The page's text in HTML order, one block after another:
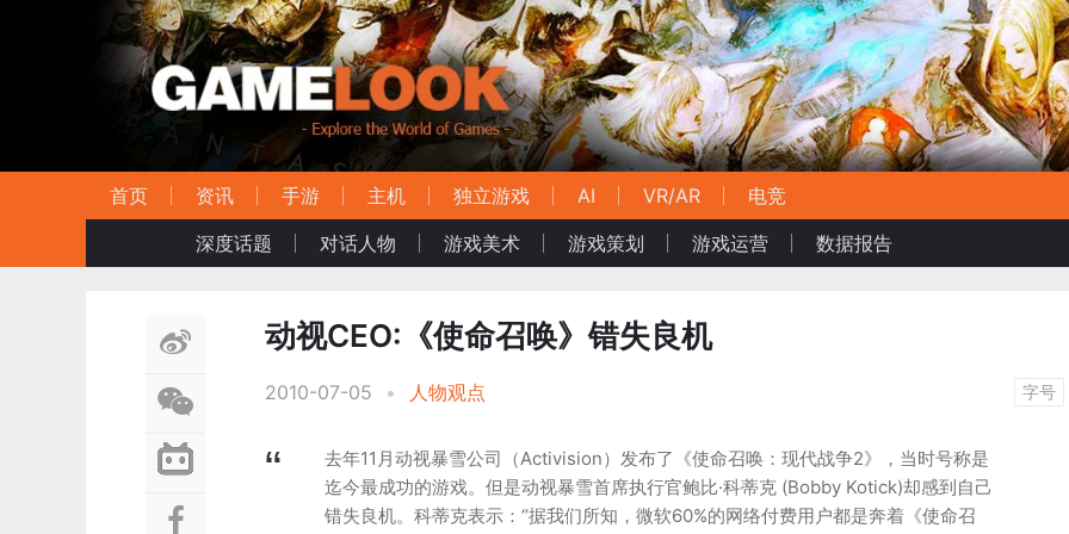
首页 资讯 手游 主机 独立游戏 AI VR/AR
电竞
深度话题
对话人物 游戏美术 游戏策划 游戏运营 数据报告
动视CEO:《使命召唤》错失良机
2010-07-05 • 人物观点 字号
去年11月动视暴雪公司（Activision）发布了《使命召唤：现代战争2》，当时号称是
迄今最成功的游戏。但是动视暴雪首席执行官鲍比·科蒂克 (Bobby Kotick)却感到自己
错失良机。科蒂克表示：“据我们所知，微软60%的网络付费用户都是奔着《使命召